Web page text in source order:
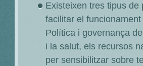
Existeixen tres tipus
facilitar el
Política i governança
i la salut, els recursos
per sensibilitzar sobre